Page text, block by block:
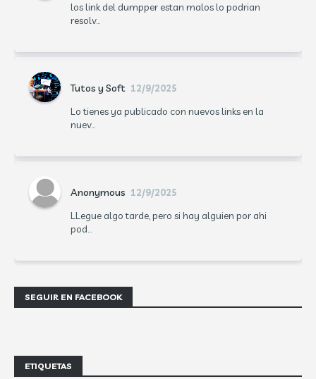
los link del dumpper estan malos lo podrian
resolv...
Tutos y Soft 12/9/2025
Lo tienes ya publicado con nuevos links en la
nuev...
Anonymous 12/9/2025
LLegue algo tarde, pero si hay alguien por ahi
pod...
SEGUIR EN FACEBOOK
ETIQUETAS